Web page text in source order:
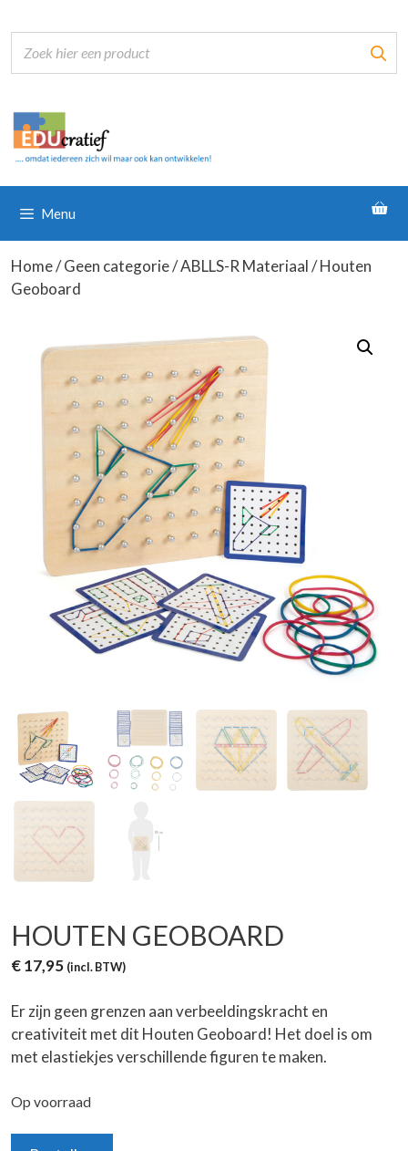
naar
inhoud
Menu
Home/Geen categorie/ABLLS-R Materiaal/ Houten
Geoboard
HOUTEN GEOBOARD
€17,95 (incl. BTW)
Er zijn geen grenzen aan verbeeldingskracht en
creativiteit met dit Houten Geoboard! Het doel is om
met elastiekjes verschillende figuren te maken.
Op voorraad
Houten